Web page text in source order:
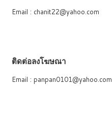
Email : chanit22@yahoo.com
ติดต่อลงโฆษณา
Email : panpan0101@yahoo.com